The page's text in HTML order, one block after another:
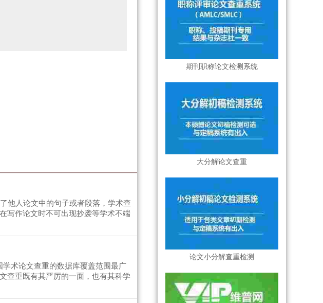
他人论文中的句子或者段落，学术查
写作论文时不可出现抄袭等学术不端
术论文查重的数据库覆盖范围最广
查重既有其严厉的一面，也有其科学
期刊职称论文检测系统
大分解论文查重
论文小分解查重检测